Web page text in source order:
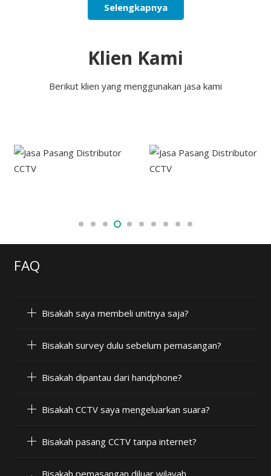
Selengkapnya
Klien Kami
Berikut klien yang menggunakan jasa kami
FAQ
Bisakah saya membeli unitnya saja?
Bisakah survey dulu sebelum pemasangan?
Bisakah dipantau dari handphone?
Bisakah CCTV saya mengeluarkan suara?
Bisakah pasang CCTV tanpa internet?
Bisakah pemasangan diluar wilayah